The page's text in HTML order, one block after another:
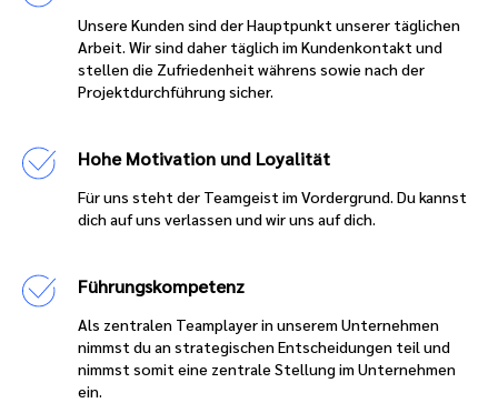
Unsere Kunden sind der Hauptpunkt unserer täglichen
Arbeit. Wir sind daher täglich im Kundenkontakt und
stellen die Zufriedenheit währens sowie nach der
Projektdurchführung sicher.
Hohe Motivation und Loyalität
Für uns steht der Teamgeist im Vordergrund. Du kannst
dich auf uns verlassen und wir uns auf dich.
Führungskompetenz
Als zentralen Teamplayer in unserem Unternehmen
nimmst du an strategischen Entscheidungen teil und
nimmst somit eine zentrale Stellung im Unternehmen
ein.